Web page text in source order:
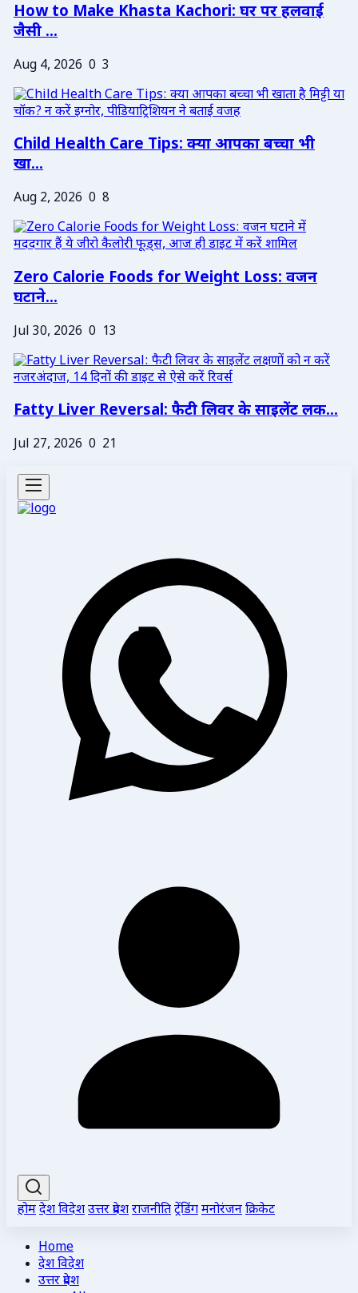
How to Make Khasta Kachori: घर पर हलवाई
जैसी ...
Aug 4, 2026 0 3
Child Health Care Tips: क्या आपका बच्चा भी
खा...
Aug 2, 2026 0 8
Zero Calorie Foods for Weight Loss: वजन
घटाने...
Jul 30, 2026 0 13
Fatty Liver Reversal: फैटी लिवर के साइलेंट लक...
Jul 27, 2026 0 21
होमदेश विदेशउत्तर प्रदेशराजनीतिट्रेंडिंगमनोरंजनक्रिकेट
Home
देश विदेश
उत्तर प्रदेश